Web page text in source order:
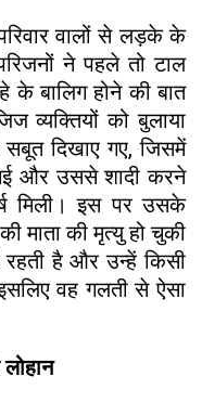
वालों से लड़के के
ने पहले तो टाल
बालिग होने की बात
व्यक्तियों को बुलाया
दिखाए गए, जिसमें
और उससे शादी करने
मिली। इस पर उसके
माता की मृत्यु हो चुकी
है और उन्हें किसी
वह गलती से ऐसा